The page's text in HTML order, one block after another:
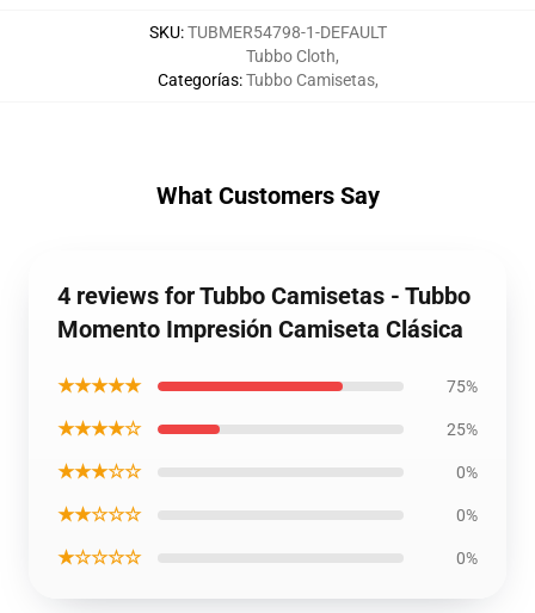
SKU:TUBMER54798-1-DEFAULT
Categorías:
Tubbo Cloth,
Tubbo Camisetas,
What Customers Say
4 reviews for Tubbo Camisetas - Tubbo
Momento Impresión Camiseta Clásica
★★★★★ 75%
★★★★☆ 25%
★★★☆☆ 0%
★★☆☆☆ 0%
★☆☆☆☆ 0%